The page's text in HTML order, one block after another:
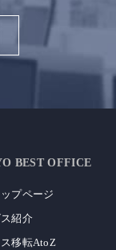
BEST OFFICE
プページ
紹介
移転AtoZ